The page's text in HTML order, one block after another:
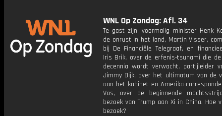
WNL Op Zondag: Afl. 34
Te gast zijn: voormalig minister Henk
de onrust in het land, Martin Visser,
bij De Financiële Telegraaf, en
Iris Brik, over de erfenis-tsunami die de
decennia wordt verwacht, partijleider
Jimmy Dijk, over het ultimatum van de
aan het kabinet en Amerika-
Vos, over de beginnende
bezoek van Trump aan Xi in China. Hoe
bezoek?